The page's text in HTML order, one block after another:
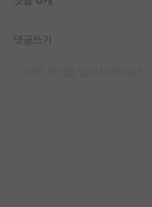
댓글쓰기